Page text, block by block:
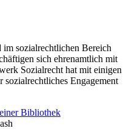
im sozialrechtlichen Bereich
sich ehrenamtlich mit
Sozialrecht hat mit einigen
sozialrechtliches Engagement